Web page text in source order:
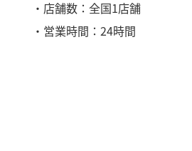
・店舗数：全国1店舗
・営業時間：24時間